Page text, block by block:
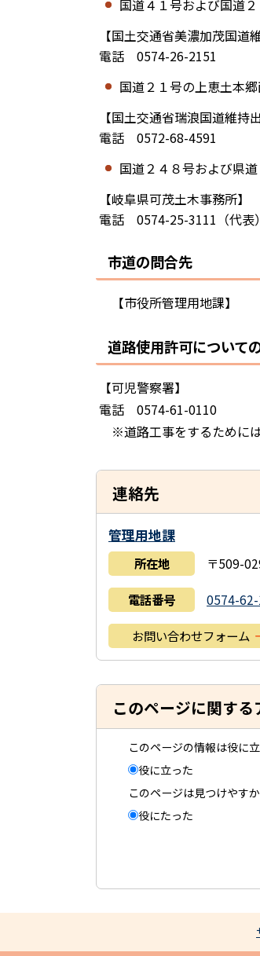
国道４１号および国道
【国土交通省美濃加茂国道
電話 0574-26-2151
国道２１号の上恵土本
【国土交通省瑞浪国道維持
電話 0572-68-4591
国道２４８号および県道
【岐阜県可茂土木事務所】
電話 0574-25-3111（代表）
市道の問合先
【市役所管理用地課】
道路使用許可について
【可児警察署】
電話 0574-61-0110
※道路工事をするためには
連絡先
管理用地課
所在地 〒509-
電話番号 0574-
お問い合わせフォーム
このページに関する
このページの情報は役に
役に立った
このページは見つけやす
役にたった